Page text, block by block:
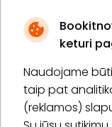
keturi
Naudojame
taip pat
(reklamos)
*